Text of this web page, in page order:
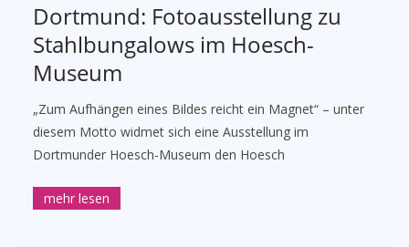
Dortmund: Fotoausstellung zu
Stahlbungalows im Hoesch-
Museum
„Zum Aufhängen eines Bildes reicht ein Magnet“ – unter
diesem Motto widmet sich eine Ausstellung im
Dortmunder Hoesch-Museum den Hoesch